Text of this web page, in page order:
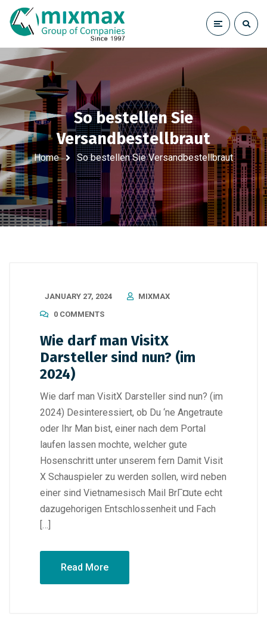
So bestellen Sie
Versandbestellbraut
Home So bestellen Sie Versandbestellbraut
JANUARY 27, 2024
MIXMAX
0 COMMENTS
Wie darf man VisitX
Darsteller sind nun? (im
2024)
Wie darf man VisitX Darsteller sind nun? (im
2024) Desinteressiert, ob Du ‘ne Angetraute
oder Ihr Man bist, einer nach dem Portal
laufen lassen mochte, welcher gute
Hosenschritt unter unserem fern Damit Visit
X Schauspieler zu werden sollen, wird neben
einer sind Vietnamesisch Mail BrГ¤ute echt
dazugehorigen Entschlossenheit und Fach
[…]
Read More